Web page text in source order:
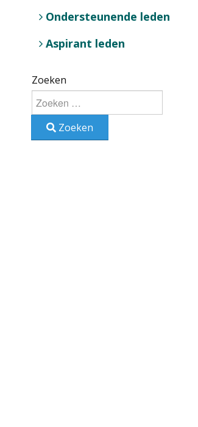
Ondersteunende leden
Aspirant leden
Zoeken
Zoeken